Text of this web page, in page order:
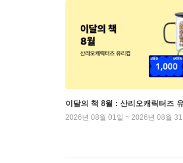
이달의 책 8월 : 산리오캐릭터즈
2026년 08월 01일 ~ 2026년 08월 31